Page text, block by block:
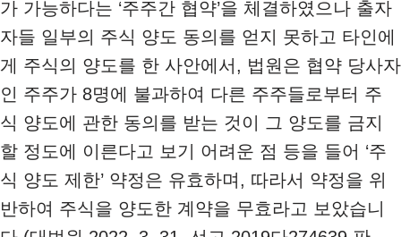
가 가능하다는 ‘주주간 협약’을 체결하였으나 출자
자들 일부의 주식 양도 동의를 얻지 못하고 타인에
게 주식의 양도를 한 사안에서, 법원은 협약 당사자
인 주주가 8명에 불과하여 다른 주주들로부터 주
식 양도에 관한 동의를 받는 것이 그 양도를 금지
할 정도에 이른다고 보기 어려운 점 등을 들어 ‘주
식 양도 제한’ 약정은 유효하며, 따라서 약정을 위
반하여 주식을 양도한 계약을 무효라고 보았습니